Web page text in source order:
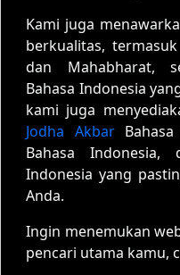
Kami juga
berkualitas, termasuk
dan Mahabharat,
Bahasa Indonesia
kami juga
Jodha AkbarBahasa
Bahasa Indonesia,
Indonesia yang
Anda.
Ingin menemukan
pencari utama kamu,